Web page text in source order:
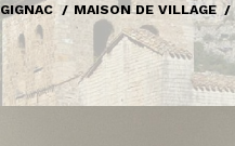
GIGNAC MAISON DE VILLAGE